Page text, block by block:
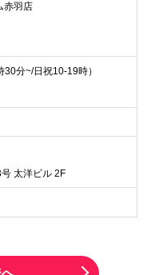
赤羽店
30分~/日祝10-19時）
太洋ビル 2F